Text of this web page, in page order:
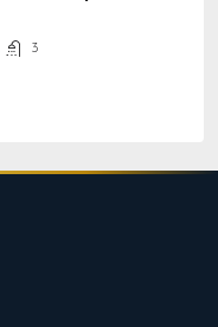
3